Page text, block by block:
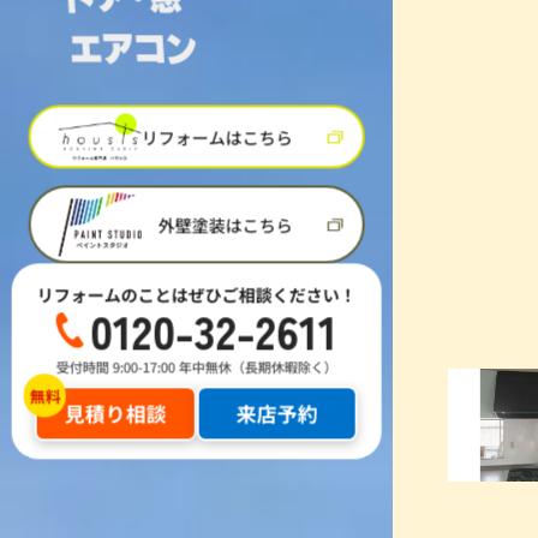
リフォームはこちら
外壁塗装はこちら
リフォームのことはぜひご相談ください！
0120-32-2611
受付時間 9:00-17:00 年中無休（長期休暇除く）
見積り相談 来店予約